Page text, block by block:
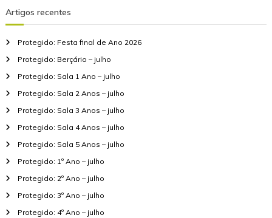
g
a
ç
ã
o
d
e
a
q
v
o
N
s
l
e
t
e
r
Artigos recentes
Protegido: Festa final de Ano 2026
Protegido: Berçário – julho
Protegido: Sala 1 Ano – julho
Protegido: Sala 2 Anos – julho
Protegido: Sala 3 Anos – julho
Protegido: Sala 4 Anos – julho
Protegido: Sala 5 Anos – julho
Protegido: 1º Ano – julho
Protegido: 2º Ano – julho
Protegido: 3º Ano – julho
Protegido: 4º Ano – julho